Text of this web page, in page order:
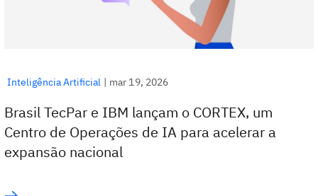
Inteligência Artificial | mar 19, 2026
Brasil TecPar e IBM lançam o CORTEX, um
Centro de Operações de IA para acelerar a
expansão nacional